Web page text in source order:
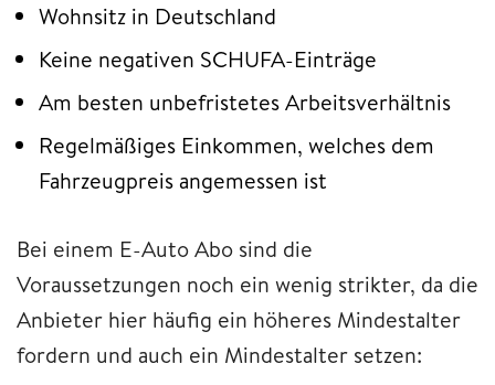
Wohnsitz in Deutschland
Keine negativen SCHUFA-Einträge
Am besten unbefristetes Arbeitsverhältnis
Regelmäßiges Einkommen, welches dem
Fahrzeugpreis angemessen ist
Bei einem E-Auto Abo sind die
Voraussetzungen noch ein wenig strikter, da die
Anbieter hier häufig ein höheres Mindestalter
fordern und auch ein Mindestalter setzen: